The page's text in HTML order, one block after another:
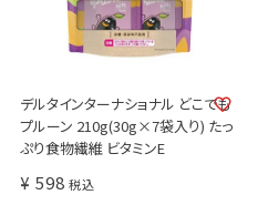
デルタインターナショナル どこでも
プルーン 210g(30g×7袋入り) たっ
ぷり食物繊維 ビタミンE
¥ 598 税込